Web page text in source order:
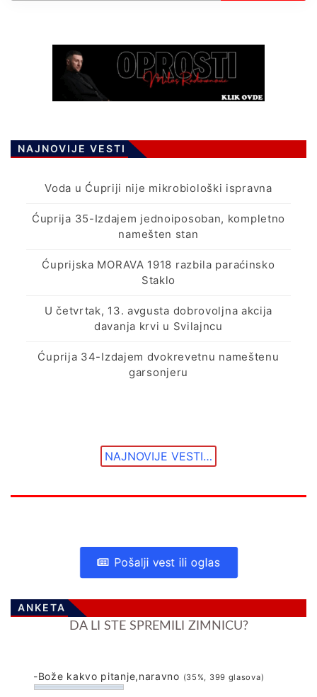
NAJNOVIJE VESTI
Voda u Ćupriji nije mikrobiološki ispravna
Ćuprija 35-Izdajem jednoiposoban, kompletno
namešten stan
Ćuprijska MORAVA 1918 razbila paraćinsko
Staklo
U četvrtak, 13. avgusta dobrovoljna akcija
davanja krvi u Svilajncu
Ćuprija 34-Izdajem dvokrevetnu nameštenu
garsonjeru
NAJNOVIJE VESTI…
Pošalji vest ili oglas
ANKETA
DA LI STE SPREMILI ZIMNICU?
-Bože kakvo pitanje,naravno (35%, 399 glasova)